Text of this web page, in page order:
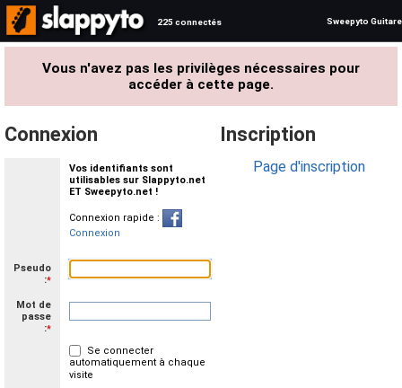
225 connectés Sweepyto Guitare
Vous n'avez pas les privilèges nécessaires pour
accéder à cette page.
Connexion
Vos identifiants sont
utilisables sur Slappyto.net
ET Sweepyto.net !
Connexion rapide :
Connexion
Pseudo
:*
Mot de
passe
:*
Se connecter
automatiquement à chaque
visite
Inscription
Page d'inscription